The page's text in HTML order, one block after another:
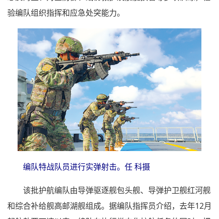
验编队组织指挥和应急处突能力。
编队特战队员进行实弹射击。任 科摄
该批护航编队由导弹驱逐舰包头舰、导弹护卫舰红河舰
和综合补给舰高邮湖舰组成。据编队指挥员介绍，去年12月